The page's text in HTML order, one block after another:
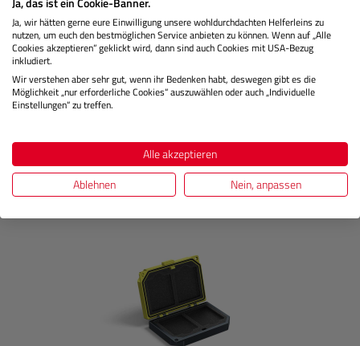
Lagernd
Sie zahlen heute 13,99 €
Ja, wir hätten gerne eure Einwilligung unsere wohldurchdachten Helferleins zu
nutzen, um euch den bestmöglichen Service anbieten zu können. Wenn auf „Alle
Cookies akzeptieren“ geklickt wird, dann sind auch Cookies mit USA-Bezug
inkludiert.
Wir verstehen aber sehr gut, wenn ihr Bedenken habt, deswegen gibt es die
Möglichkeit „nur erforderliche Cookies“ auszuwählen oder auch „Individuelle
Einstellungen“ zu treffen.
Alle akzeptieren
Ablehnen
Nein, anpassen